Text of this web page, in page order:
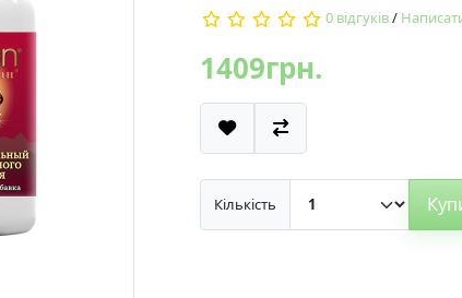
0 відгуків/
1409грн.
Кількість